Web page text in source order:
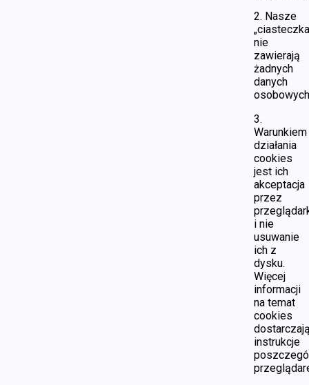
2. Nasze
nie
zawierają
żadnych
danych
3.
Warunkiem
działania
cookies
jest ich
akceptacja
przez
i nie
usuwanie
ich z
dysku.
Więcej
informacji
na temat
cookies
instrukcje